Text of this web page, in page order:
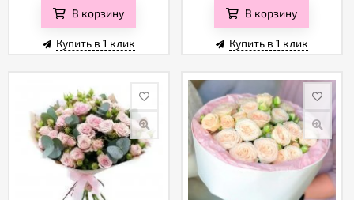
В корзину
Купить в 1 клик
В корзину
Купить в 1 клик